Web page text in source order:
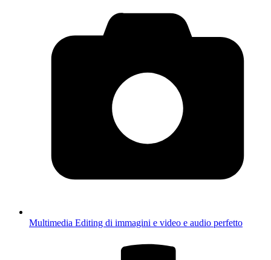
Multimedia Editing di immagini e video e audio perfetto